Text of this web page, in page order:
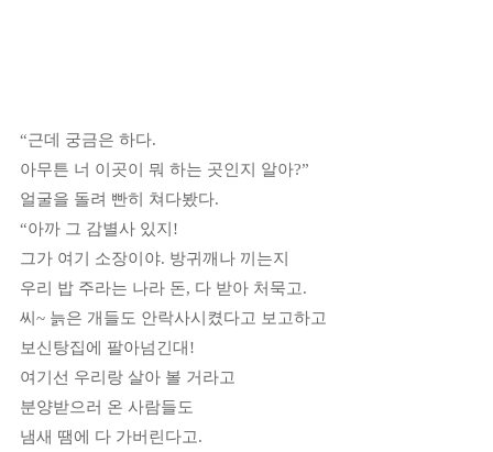
“근데 궁금은 하다.
아무튼 너 이곳이 뭐 하는 곳인지 알아?”
얼굴을 돌려 빤히 쳐다봤다.
“아까 그 감별사 있지!
그가 여기 소장이야. 방귀깨나 끼는지
우리 밥 주라는 나라 돈, 다 받아 처묵고.
씨~ 늙은 개들도 안락사시켰다고 보고하고
보신탕집에 팔아넘긴대!
여기선 우리랑 살아 볼 거라고
분양받으러 온 사람들도
냄새 땜에 다 가버린다고.